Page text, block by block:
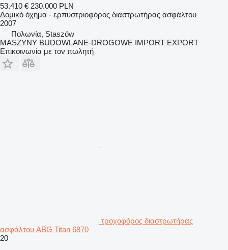
53.410 € 230.000 PLN
Δομικό όχημα - ερπυστριοφόρος διαστρωτήρας ασφάλτου
2007
Πολωνία, Staszów
MASZYNY BUDOWLANE-DROGOWE IMPORT EXPORT
Επικοινωνία με τον πωλητή
τροχοφόρος διαστρωτήρας
ασφάλτου ABG Titan 6870
20